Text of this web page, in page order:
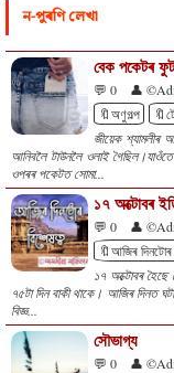
ন-পুৰণি লেখা
বেক পকেটৰ
💬 0 👤
🔖অণুগল্প
জীয়েক শ্যামলীৰ
আনিবলৈ টাউনলৈ ওলাই
ওপৰৰ পকেটত সোমা...
১৭ অক্টোবৰ
💬 0 👤
🔖আজিৰ দিনটোৰ
১৭ অক্টোবৰ হৈছে
৭৫টা দিন বাকী থাকে। আজিৰ দিনত
বিজ্ঞ...
সৌভাগ্য
💬 0 👤